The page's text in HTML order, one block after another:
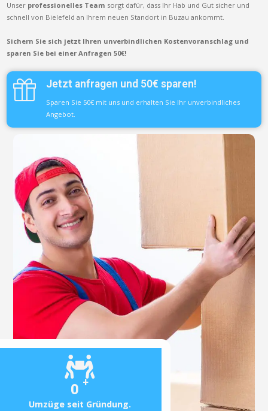
0 +
Umzüge seit Gründung.
Unser professionelles Team sorgt dafür, dass Ihr Hab und Gut sicher und
schnell von Bielefeld an Ihrem neuen Standort in Buzau ankommt.
Sichern Sie sich jetzt Ihren unverbindlichen Kostenvoranschlag und
sparen Sie bei einer Anfragen 50€!
Jetzt anfragen und 50€ sparen!
Sparen Sie 50€ mit uns und erhalten Sie Ihr unverbindliches
Angebot.